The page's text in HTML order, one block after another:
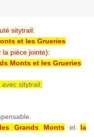
sitytrail:
et les Grueries
la pièce jointe):
Monts et les Grueries
sitytrail:
Grands Montset la